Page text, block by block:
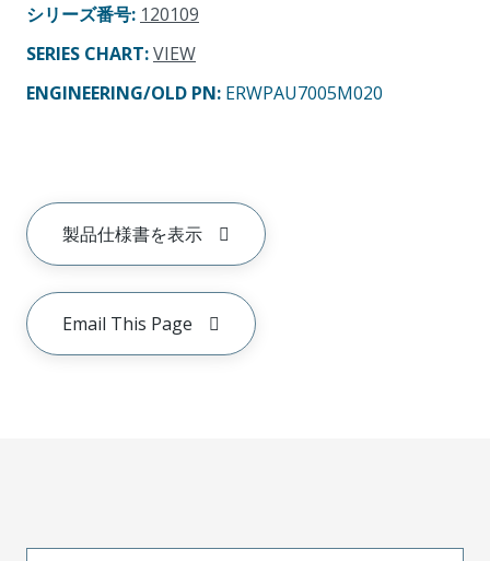
シリーズ番号: 120109
SERIES CHART:VIEW
ENGINEERING/OLD PN: ERWPAU7005M020
製品仕様書を表示
Email This Page